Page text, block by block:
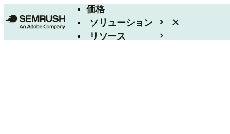
価格
ソリューション
リソース